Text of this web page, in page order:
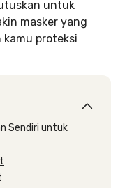
untuk
masker yang
kamu proteksi
Sendiri untuk